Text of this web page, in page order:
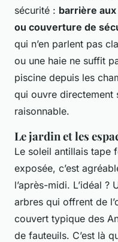
sécurité : barrière
ou couverture de
qui n’en parlent pas
ou une haie ne suffit
piscine depuis les
qui ouvre directement
raisonnable.
Le jardin et les
Le soleil antillais tape
exposée, c’est
l’après-midi. L’idéal ?
arbres qui offrent de
couvert typique des
de fauteuils. C’est là